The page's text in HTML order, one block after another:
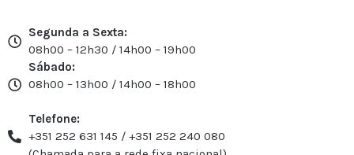
Segunda a Sexta:
08h00 – 12h30 / 14h00 – 19h00
Sábado:
08h00 – 13h00 / 14h00 – 18h00
Telefone:
+351 252 631 145 / +351 252 240 080